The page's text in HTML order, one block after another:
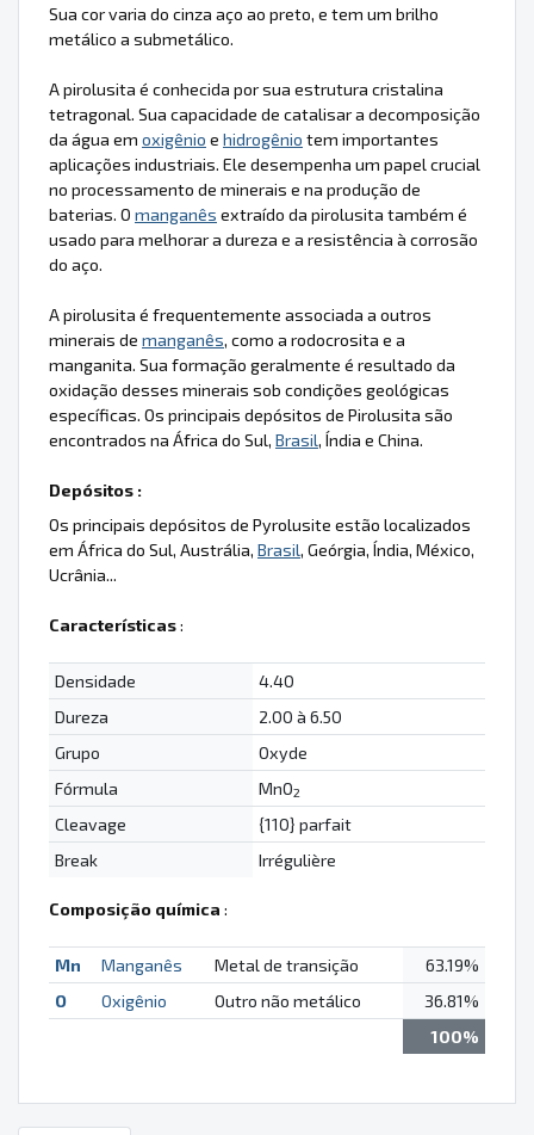
Sua cor varia do cinza aço ao preto, e tem um brilho
metálico a submetálico.
A pirolusita é conhecida por sua estrutura cristalina
tetragonal. Sua capacidade de catalisar a decomposição
da água em oxigênio e hidrogênio tem importantes
aplicações industriais. Ele desempenha um papel crucial
no processamento de minerais e na produção de
baterias. O manganês extraído da pirolusita também é
usado para melhorar a dureza e a resistência à corrosão
do aço.
A pirolusita é frequentemente associada a outros
minerais de manganês, como a rodocrosita e a
manganita. Sua formação geralmente é resultado da
oxidação desses minerais sob condições geológicas
específicas. Os principais depósitos de Pirolusita são
encontrados na África do Sul, Brasil, Índia e China.
Depósitos :
Os principais depósitos de Pyrolusite estão localizados
em África do Sul, Austrália, Brasil, Geórgia, Índia, México,
Ucrânia...
Características:
Densidade
4.40
Dureza
2.00 à 6.50
Grupo
Oxyde
Fórmula
MnO2
Cleavage
{110} parfait
Break
Irrégulière
Composição química :
Mn Manganês Metal de transição
63.19%
O
Oxigênio Outro não metálico
36.81%
100%